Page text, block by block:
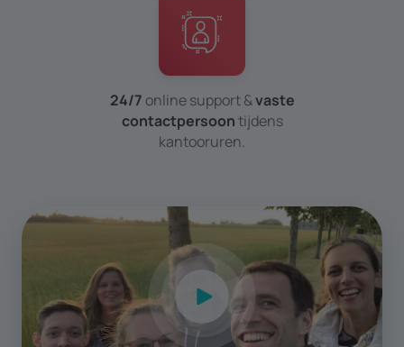
24/7 online support &vaste
contactpersoontijdens
kantoor­uren.